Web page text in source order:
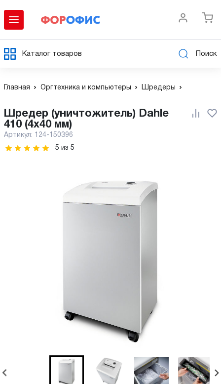
Каталог товаров Поиск
Главная Оргтехника и компьютеры Шредеры
Шредер (уничтожитель) Dahle
410 (4х40 мм)
Артикул: 124-150396
5 из 5